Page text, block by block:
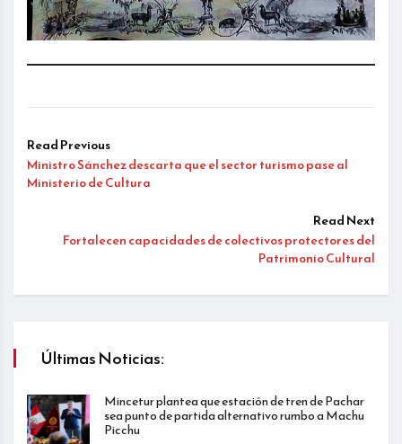
Read Previous
Ministro Sánchez descarta que el sector turismo pase al
Ministerio de Cultura
Read Next
Fortalecen capacidades de colectivos protectores del
Patrimonio Cultural
Últimas Noticias:
Mincetur plantea que estación de tren de Pachar
sea punto de partida alternativo rumbo a Machu
Picchu